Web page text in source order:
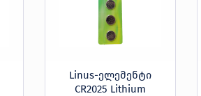
Linus-ელემენტი
CR2025 Lithium